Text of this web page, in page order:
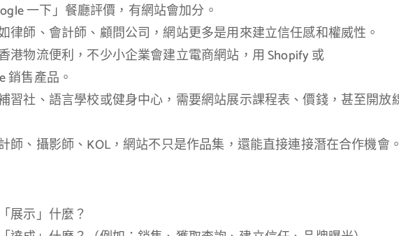
一下」餐廳評價，有網站會加分。
律師、會計師、顧問公司，網站更多是用來建立信任感和權威性。
港物流便利，不少小企業會建立電商網站，用 Shopify 或
銷售產品。
習社、語言學校或健身中心，需要網站展示課程表、價錢，甚至開放
師、攝影師、KOL，網站不只是作品集，還能直接連接潛在合作機會。
展示」什麼？